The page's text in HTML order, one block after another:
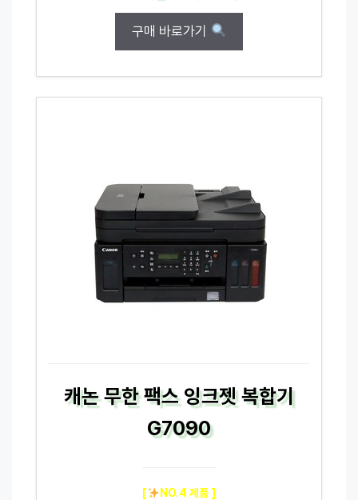
구매 바로가기
캐논 무한 팩스 잉크젯 복합기
G7090
[ NO.4 제품 ]